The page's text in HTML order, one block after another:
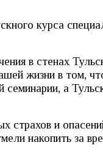
курса
в стенах
жизни в том,
а
страхов и
накопить за